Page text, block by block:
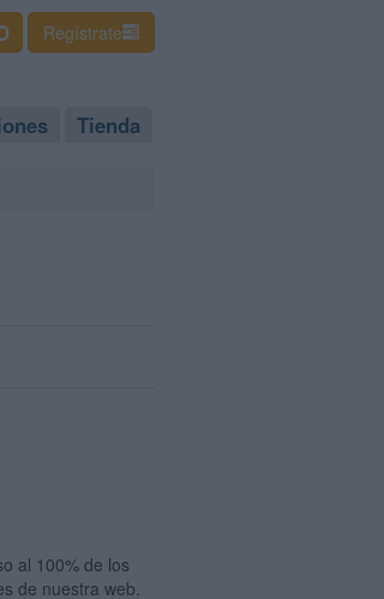
Regístrate
Tienda
al 100% de los
de nuestra web.